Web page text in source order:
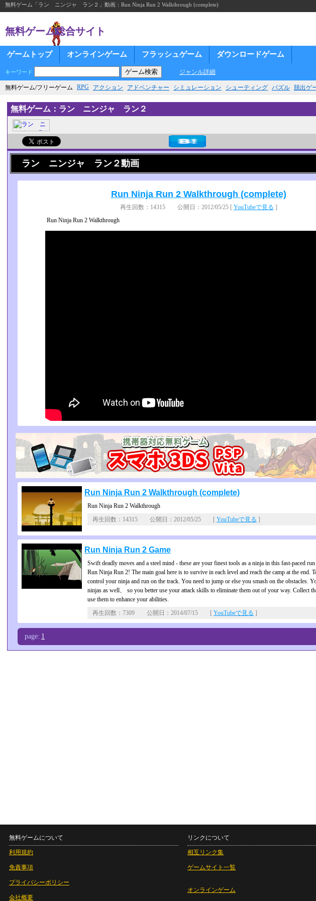
無料ゲーム「ラン ニンジャ ラン２」動画：Run Ninja Run 2 Walkthrough (complete)
無料ゲーム総合サイト
ゲームトップ オンラインゲーム フラッシュゲーム ダウンロードゲーム
キーワード ジャンル詳細
無料ゲーム/フリーゲーム RPG アクション アドベンチャー シミュレーション シューティング パズル 脱出ゲ
無料ゲーム：ラン ニンジャ ラン２
ラン ニンジャ ラン２動画
Run Ninja Run 2 Walkthrough (complete)
再生回数：14315 公開日：2012/05/25 [ YouTubeで見る ]
Run Ninja Run 2 Walkthrough
Run Ninja Run 2 Walkthrough (complete)
Run Ninja Run 2 Walkthrough
再生回数：14315 公開日：2012/05/25 [ YouTubeで見る ]
Run Ninja Run 2 Game
Swift deadly moves and a steel mind - these are your finest tools as a ninja in this fast-paced
Run Ninja Run 2! The main goal here is to survive in each level and reach the camp at the end.
control your ninja and run on the track. You need to jump or else you smash on the obstacles.
ninjas as well、 so you better use your attack skills to eliminate them out of your way. Collect
use them to enhance your abilities.
再生回数：7309 公開日：2014/07/15 [ YouTubeで見る ]
page: 1
無料ゲームについて
利用規約
免責事項
プライバシーポリシー
会社概要
リンクについて
相互リンク集
ゲームサイト一覧
オンラインゲーム